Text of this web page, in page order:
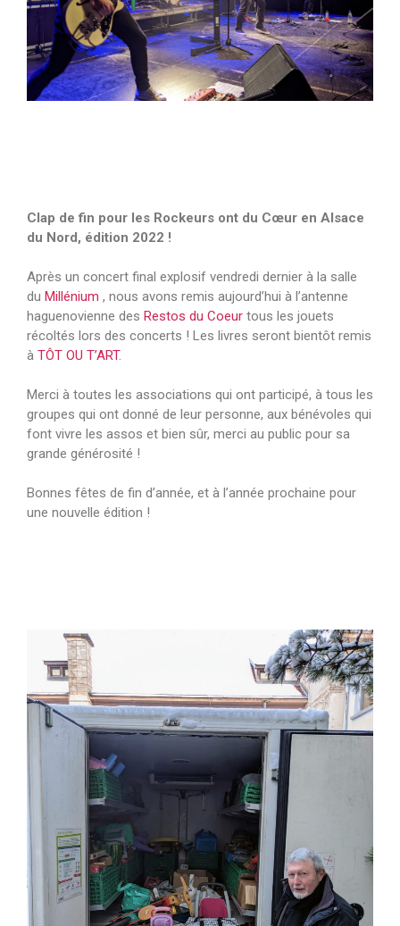
Clap de fin pour les Rockeurs ont du Cœur en Alsace
du Nord, édition 2022 !
Après un concert final explosif vendredi dernier à la salle
du Millénium , nous avons remis aujourd’hui à l’antenne
haguenovienne des Restos du Coeur tous les jouets
récoltés lors des concerts ! Les livres seront bientôt remis
à TÔT OU T’ART.
Merci à toutes les associations qui ont participé, à tous les
groupes qui ont donné de leur personne, aux bénévoles qui
font vivre les assos et bien sûr, merci au public pour sa
grande générosité !
Bonnes fêtes de fin d’année, et à l’année prochaine pour
une nouvelle édition !